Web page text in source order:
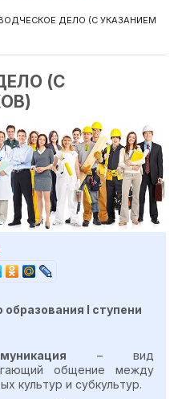
ДЕЛО (С УКАЗАНИЕМ
(С
I ступени
– вид
общение между
культур и субкультур.